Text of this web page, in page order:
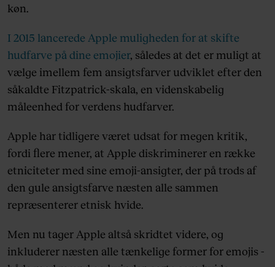
køn.
I 2015 lancerede Apple muligheden for at skifte
hudfarve på dine emojier, således at det er muligt at
vælge imellem fem ansigtsfarver udviklet efter den
såkaldte Fitzpatrick-skala, en videnskabelig
måleenhed for verdens hudfarver.
Apple har tidligere været udsat for megen kritik,
fordi flere mener, at Apple diskriminerer en række
etniciteter med sine emoji-ansigter, der på trods af
den gule ansigtsfarve næsten alle sammen
repræsenterer etnisk hvide.
Men nu tager Apple altså skridtet videre, og
inkluderer næsten alle tænkelige former for emojis -